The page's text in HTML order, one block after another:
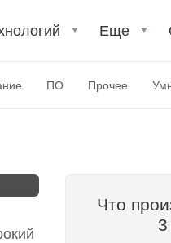
Еще
ПО Прочее
Что
3